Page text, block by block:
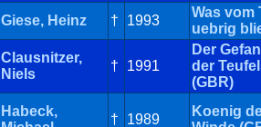
Giese, Heinz
† 1993
Was vom
uebrig
Clausnitzer,
Niels
† 1991
Der
der
(GBR)
Habeck,
† 1989
Koenig